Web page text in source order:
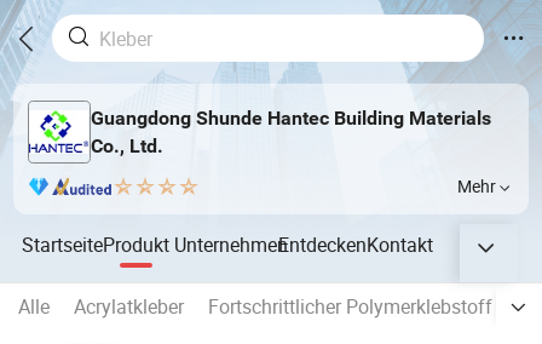
Guangdong Shunde Hantec Building Materials
Co., Ltd.
Mehr
StartseiteProdukt UnternehmenEntdeckenKontakt
Alle Acrylatkleber Fortschrittlicher Polymerklebstoff